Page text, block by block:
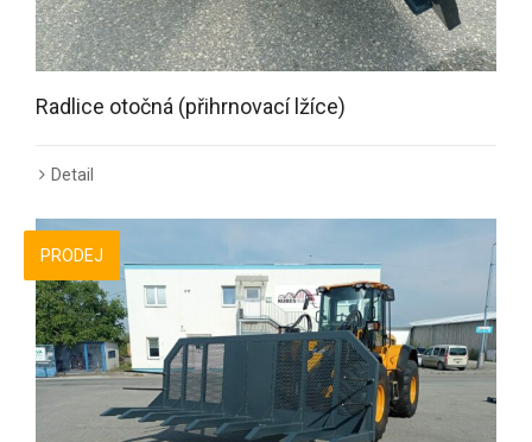
Radlice otočná (přihrnovací lžíce)
Detail
PRODEJ